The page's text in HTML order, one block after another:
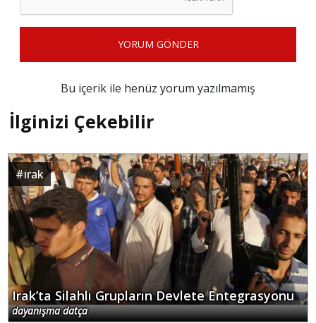
YORUM GÖNDER
Bu içerik ile henüz yorum yazılmamış
İlginizi Çekebilir
#ırak
Irak’ta Silahlı Grupların Devlete Entegrasyonu
dayanışma datça